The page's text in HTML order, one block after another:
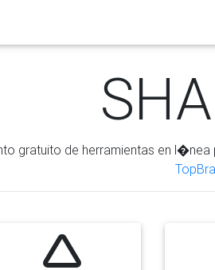
gratuito de herramientas en